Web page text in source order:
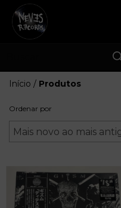
Início / Produtos
Ordenar por